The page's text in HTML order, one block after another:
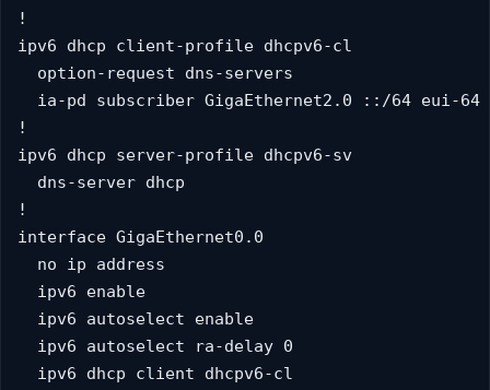
!
ipv6 dhcp client-profile dhcpv6-cl
  option-request dns-servers
  ia-pd subscriber GigaEthernet2.0 ::/64 eui-64
!
ipv6 dhcp server-profile dhcpv6-sv
  dns-server dhcp
!
interface GigaEthernet0.0
  no ip address
  ipv6 enable
  ipv6 autoselect enable
  ipv6 autoselect ra-delay 0
  ipv6 dhcp client dhcpv6-cl